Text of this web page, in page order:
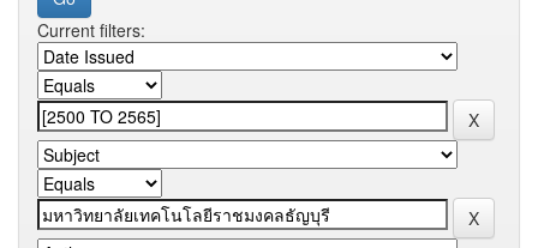
Current filters: